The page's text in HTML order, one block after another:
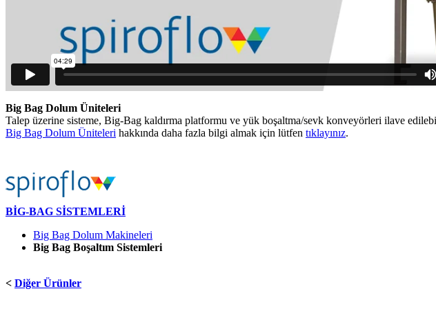
What you should know about our T9 Total Containment Bulk Bag Unloaders
Big Bag Dolum Üniteleri
Talep üzerine sisteme, Big-Bag kaldırma platformu ve yük boşaltma/sevk konveyörleri ilave
Big Bag Dolum Üniteleri hakkında daha fazla bilgi almak için lütfen tıklayınız.
BİG-BAG SİSTEMLERİ
Big Bag Dolum Makineleri
Big Bag Boşaltım Sistemleri
< Diğer Ürünler